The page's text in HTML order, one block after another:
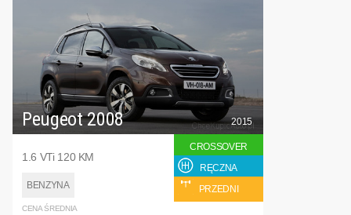
Peugeot 2008
1.6 VTi 120 KM
BENZYNA
2015
CROSSOVER
RĘCZNA
PRZEDNI
CENA ŚREDNIA